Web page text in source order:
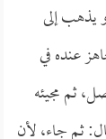
يذهب إلى
عنده في
ثم مجيئه